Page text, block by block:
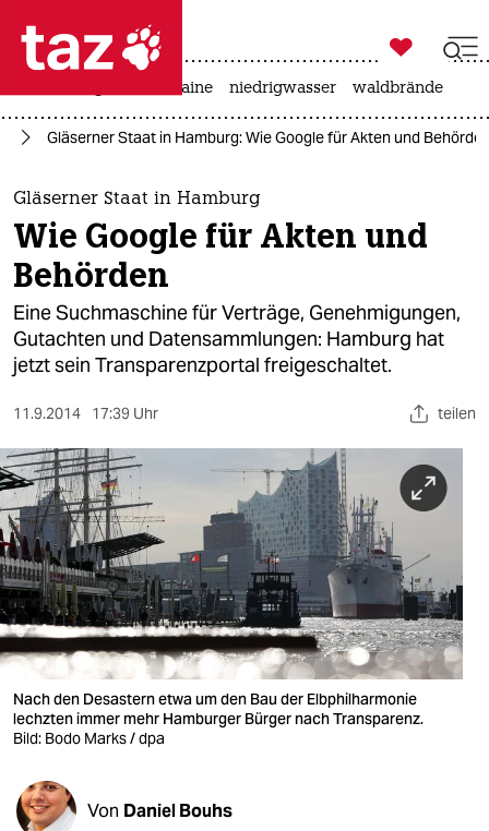
 taz zahl ich
taz zahl ich
themen
politik
öko
gesellschaft
sport
berlin
nord
wahrheit
verlag
verlag
veranstaltungen
fragen & hilfe

taz zahl ich
krieg in der ukraine niedrigwasser waldbrände
Gläserner Staat in Hamburg: Wie Google für Akten und
Gläserner Staat in Hamburg
Wie Google für Akten und
Behörden
Eine Suchmaschine für Verträge, Genehmigungen,
Gutachten und Datensammlungen: Hamburg hat
jetzt sein Transparenzportal freigeschaltet.
11.9.2014 17:39 Uhr teilen
Nach den Desastern etwa um den Bau der Elbphilharmonie
lechzten immer mehr Hamburger Bürger nach Transparenz.
Bild: Bodo Marks / dpa
Von Daniel Bouhs